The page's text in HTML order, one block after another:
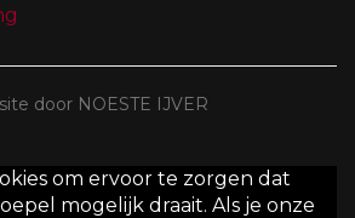
door NOESTE IJVER
om ervoor te zorgen dat
mogelijk draait. Als je onze